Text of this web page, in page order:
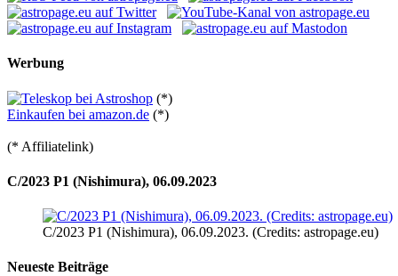
Werbung
(*)
Einkaufen bei amazon.de (*)
(* Affiliatelink)
C/2023 P1 (Nishimura), 06.09.2023
C/2023 P1 (Nishimura), 06.09.2023. (Credits: astropage.eu)
Neueste Beiträge